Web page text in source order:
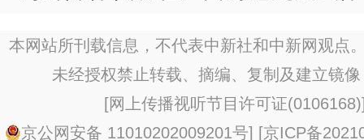
本网站所刊载信息，不代表中新社和中新网观点
未经授权禁止转载、摘编、复制及建立镜
[网上传播视听节目许可证(0106168)
京公网安备 11010202009201号] [京ICP备